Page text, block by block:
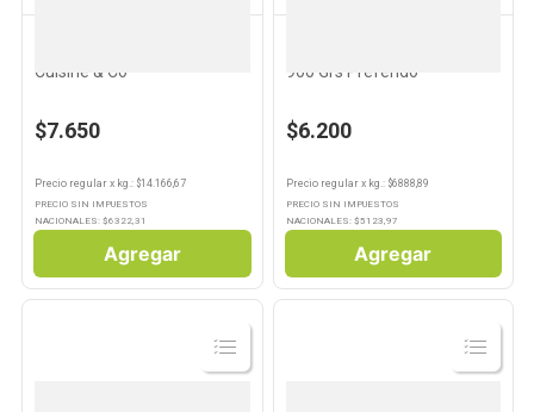
Cuisine & Co
$7.650
Precio regular x kg. : $14.166,67
PRECIO SIN IMPUESTOS
NACIONALES: $6322,31
Agregar
900 Grs Preferido
$6.200
Precio regularx kg. : $6888,89
PRECIO SIN IMPUESTOS
NACIONALES: $5123,97
Agregar